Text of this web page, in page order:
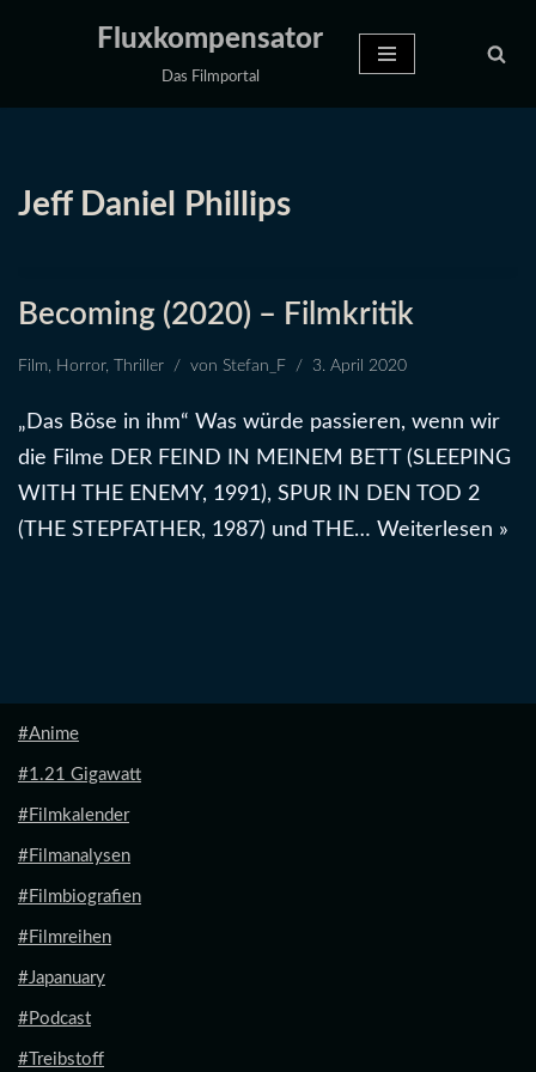
Fluxkompensator
Das Filmportal
Jeff Daniel Phillips
Becoming (2020) – Filmkritik
Film, Horror, Thriller von Stefan_F 3. April 2020
„Das Böse in ihm“ Was würde passieren, wenn wir
die Filme DER FEIND IN MEINEM BETT (SLEEPING
WITH THE ENEMY, 1991), SPUR IN DEN TOD 2
(THE STEPFATHER, 1987) und THE… Weiterlesen »
#Anime
#1.21 Gigawatt
#Filmkalender
#Filmanalysen
#Filmbiografien
#Filmreihen
#Japanuary
#Podcast
#Treibstoff